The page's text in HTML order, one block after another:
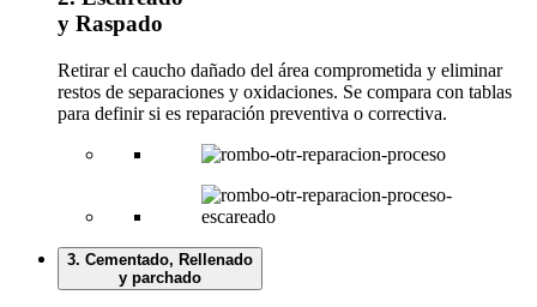
y Raspado
Retirar el caucho dañado del área comprometida y eliminar
restos de separaciones y oxidaciones. Se compara con tablas
para definir si es reparación preventiva o correctiva.
3. Cementado, Rellenado
y parchado